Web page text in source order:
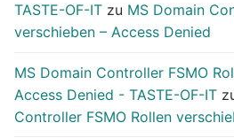
TASTE-OF-IT zu MS Domain
verschieben – Access Denied
MS Domain Controller FSMO
Access Denied - TASTE-OF-IT
Controller FSMO Rollen